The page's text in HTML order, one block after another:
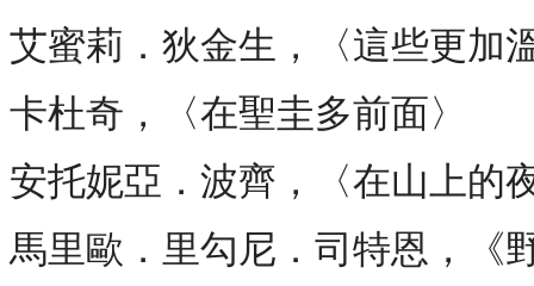
艾蜜莉．狄金生，〈這些更加
卡杜奇，〈在聖圭多前面〉
安托妮亞．波齊，〈在山上的
馬里歐．里勾尼．司特恩，《